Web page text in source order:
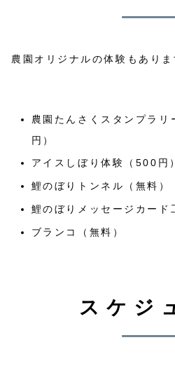
農園オリジナルの体験もありま
農園たんさくスタンプラ
円）
アイスしぼり体験（500円
鯉のぼりトンネル（無料）
鯉のぼりメッセージカード
ブランコ（無料）
スケジ